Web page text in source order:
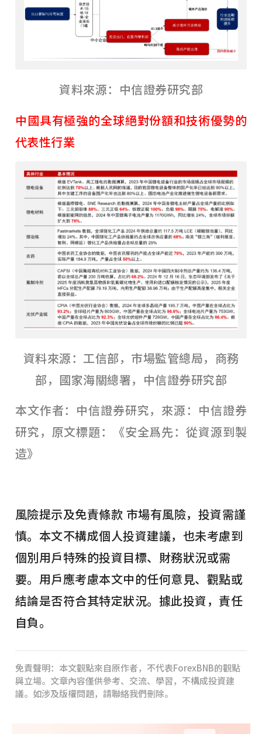
資料來源：中信證券研究部
中國具有極強的全球絕對份額和技術優勢的
代表性行業
資料來源：工信部，市場監管總局，商務
部，國家海關總署，中信證券研究部
本文作者：中信證券研究，來源：中信證券
研究，原文標題：《安全爲先：從資源到製
造》
風險提示及免責條款 市場有風險，投資需謹
慎。本文不構成個人投資建議，也未考慮到
個別用戶特殊的投資目標、財務狀況或需
要。用戶應考慮本文中的任何意見、觀點或
結論是否符合其特定狀況。據此投資，責任
自負。
免責聲明：本文觀點來自原作者，不代表ForexBNB的觀點
與立場。文章內容僅供參考、交流、學習，不構成投資建
議。如涉及版權問題，請聯絡我們刪除。